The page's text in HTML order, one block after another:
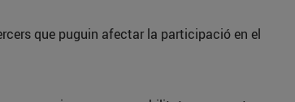
que puguin afectar la participació en el